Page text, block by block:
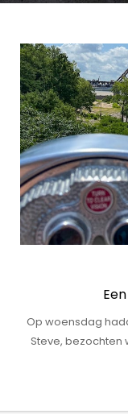
Op woensdag
Steve, bezochten